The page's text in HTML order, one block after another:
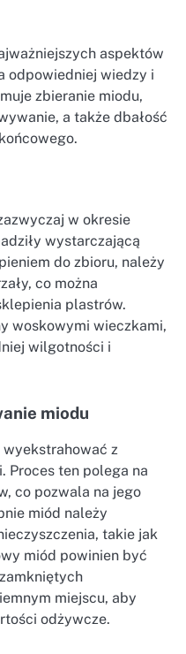
aspektów
odpowiedniej wiedzy i
zbieranie miodu,
a także dbałość
w okresie
wystarczającą
do zbioru, należy
co można
plastrów.
woskowymi wieczkami,
wilgotności i
miodu
wyekstrahować z
Proces ten polega na
co pozwala na jego
miód należy
takie jak
miód powinien być
miejscu, aby
odżywcze.